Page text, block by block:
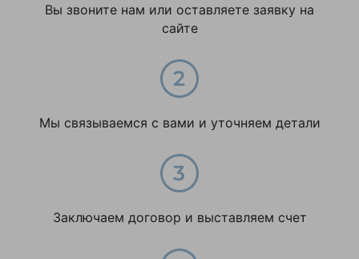
оптимальную высоту
для наших потолков.
Оригинал, новый, все
пломбы на месте. В
общем, рекомендую
надежность и удобство
Купил для дома
Моя оценка —
Очень удобная и
Вы звоните нам или оставляете заявку на
сайте
Мы связываемся с вами и уточняем детали
Заключаем договор и выставляем счет